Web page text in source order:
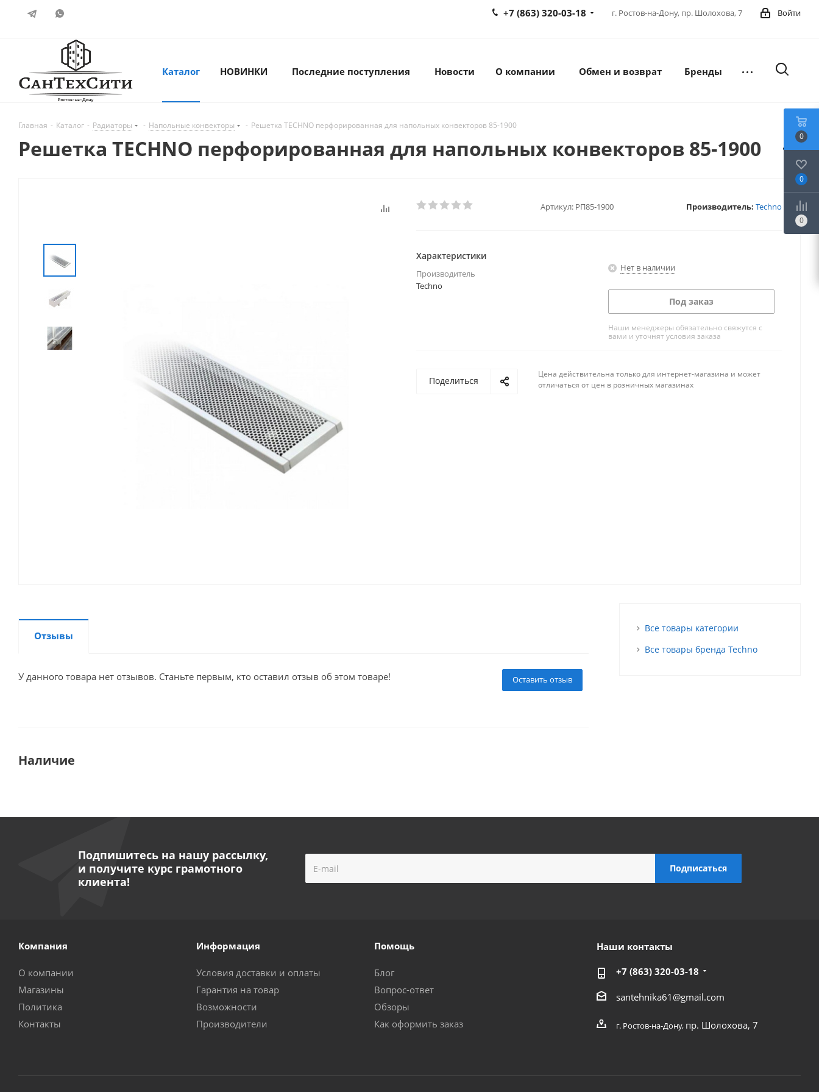
Войти
г. Ростов-на-Дону, пр. Шолохова, 7
+7 (863) 320-03-18
Каталог НОВИНКИ Последние поступления Новости О компании Обмен и возврат Бренды
Главная - Каталог - Радиаторы - Напольные конвекторы - Решетка TECHNO перфорированная для напольных конвекторов 85-1900
Решетка TECHNO перфорированная для напольных конвекторов 85-1900
Артикул: РП85-1900 Производитель: Techno
Характеристики
Производитель
Techno
Нет в наличии
Под заказ
Наши менеджеры обязательно свяжутся с
вами и уточнят условия заказа
Поделиться
Цена действительна только для интернет-магазина и может
отличаться от цен в розничных магазинах
Отзывы
Оставить отзыв
У данного товара нет отзывов. Станьте первым, кто оставил отзыв об этом товаре!
Наличие
Все товары категории
Все товары бренда Techno
Подпишитесь на нашу рассылку,
и получите курс грамотного
клиента!
Компания
О компании
Магазины
Политика
Контакты
Информация
Условия доставки и оплаты
Гарантия на товар
Возможности
Производители
Помощь
Блог
Вопрос-ответ
Обзоры
Как оформить заказ
Наши контакты
+7 (863) 320-03-18
santehnika61@gmail.com
г. Ростов-на-Дону, пр. Шолохова, 7
0
0
0